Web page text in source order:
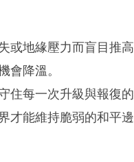
或地緣壓力而盲目推
會降溫。
住每一次升級與報復
才能維持脆弱的和平